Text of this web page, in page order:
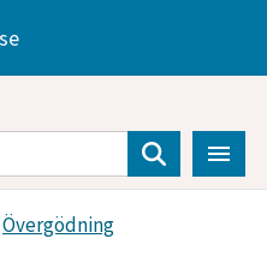
Sök
Övergödning